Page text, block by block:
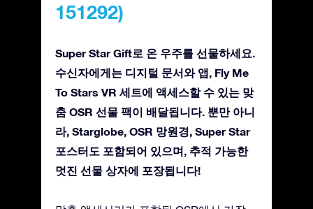
151292)
Super Star Gift로 온 우주를 선물하세요.
수신자에게는 디지털 문서와 앱, Fly Me
To Stars VR 세트에 액세스할 수 있는 맞
춤 OSR 선물 팩이 배달됩니다. 뿐만 아니
라, Starglobe, OSR 망원경, Super Star
포스터도 포함되어 있으며, 추적 가능한
멋진 선물 상자에 포장됩니다!